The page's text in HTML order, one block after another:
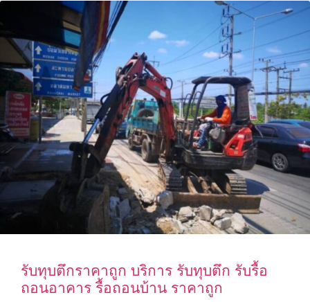
รับทุบตึกราคาถูก บริการ รับทุบตึก รับรื้อ
ถอนอาคาร รื้อถอนบ้าน ราคาถูก